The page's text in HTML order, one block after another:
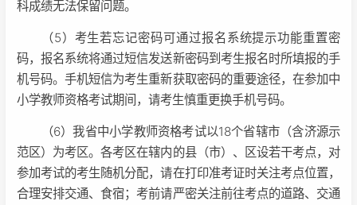
科成绩无法保留问题。
（5）考生若忘记密码可通过报名系统提示功能重置密
码，报名系统将通过短信发送新密码到考生报名时所填报的手
机号码。手机短信为考生重新获取密码的重要途径，在参加中
小学教师资格考试期间，请考生慎重更换手机号码。
（6）我省中小学教师资格考试以18个省辖市（含济源示
范区）为考区。各考区在辖内的县（市）、区设若干考点，对
参加考试的考生随机分配，请在打印准考证时关注考点位置，
合理安排交通、食宿；考前请严密关注前往考点的道路、交通